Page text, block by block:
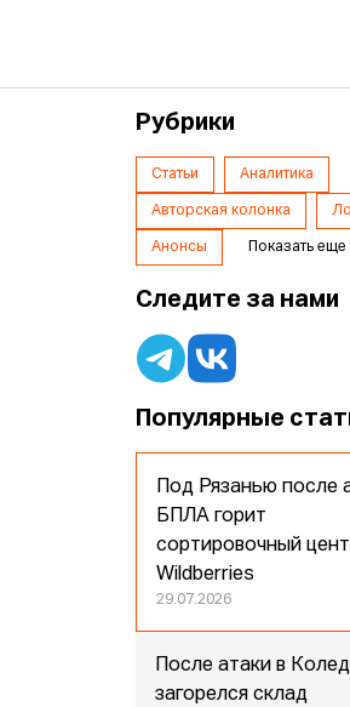
Рубрики
Статьи Аналитика
Авторская колонка
Анонсы Показать еще
Следите за нами
Популярные
Под Рязанью после
БПЛА горит
сортировочный
Wildberries
29.07.2026
После атаки в
загорелся склад